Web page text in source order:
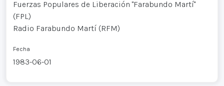
Fuerzas Populares de Liberación "Farabundo Martí"
(FPL)
Radio Farabundo Martí (RFM)
Fecha
1983-06-01